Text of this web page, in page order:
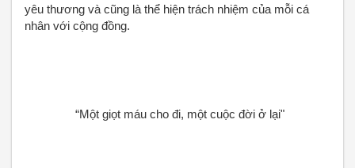
yêu thương và cũng là thể hiện trách nhiệm của mỗi cá
nhân với cộng đồng.
		“Một giọt máu cho đi, một cuộc đời ở lại"